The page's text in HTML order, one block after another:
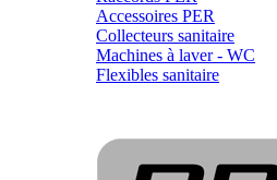
Accessoires PER
Collecteurs sanitaire
Machines à laver - WC
Flexibles sanitaire